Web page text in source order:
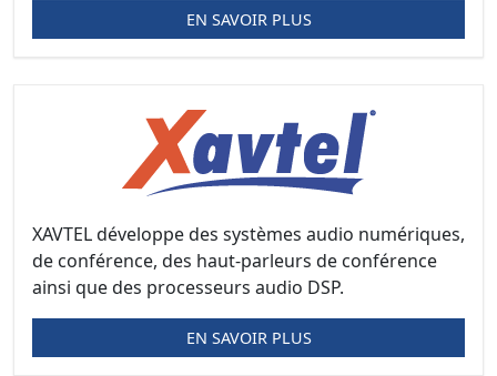
EN SAVOIR PLUS
XAVTEL développe des systèmes audio numériques,
de conférence, des haut-parleurs de conférence
ainsi que des processeurs audio DSP.
EN SAVOIR PLUS